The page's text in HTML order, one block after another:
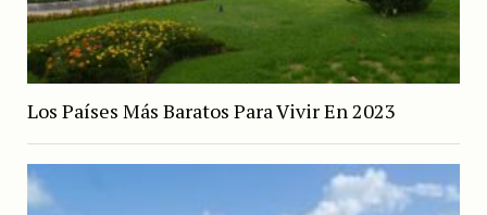
Los Países Más Baratos Para Vivir En 2023